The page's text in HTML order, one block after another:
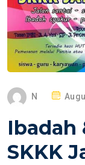
N
P
E
Ibadah
SKKK